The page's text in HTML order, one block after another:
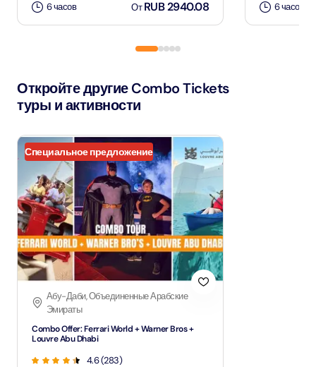
6 часов ОтRUB 2940.08 6 часов
Откройте другие Combo Tickets
туры и активности
Специальное предложение
Абу-Даби, Объединенные Арабские
Эмираты
Combo Offer: Ferrari World + Warner Bros +
Louvre Abu Dhabi
4.6 (283)